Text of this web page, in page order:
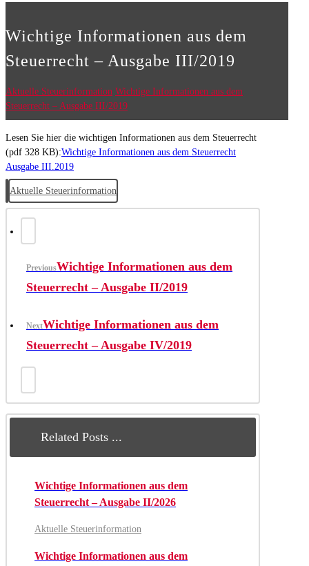
Wichtige Informationen aus dem
Steuerrecht – Ausgabe III/2019
Aktuelle Steuerinformation Wichtige Informationen aus dem
Steuerrecht – Ausgabe III/2019
Lesen Sie hier die wichtigen Informationen aus dem Steuerrecht
(pdf 328 KB):Wichtige Informationen aus dem Steuerrecht
Ausgabe III.2019
Aktuelle Steuerinformation
PreviousWichtige Informationen aus dem
Steuerrecht – Ausgabe II/2019
NextWichtige Informationen aus dem
Steuerrecht – Ausgabe IV/2019
Related Posts ...
Wichtige Informationen aus dem
Steuerrecht – Ausgabe II/2026
Aktuelle Steuerinformation
Wichtige Informationen aus dem